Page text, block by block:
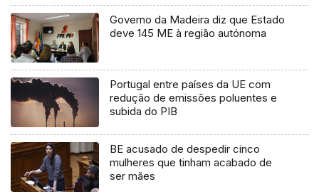
Governo da Madeira diz que Estado
deve 145 ME à região autónoma
Portugal entre países da UE com
redução de emissões poluentes e
subida do PIB
BE acusado de despedir cinco
mulheres que tinham acabado de
ser mães